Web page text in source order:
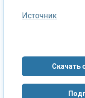
Источник
Скачать